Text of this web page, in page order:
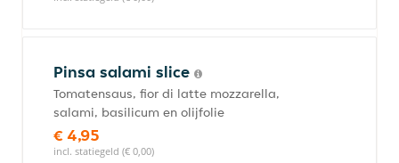
Pinsa salami slice
Tomatensaus, fior di latte mozzarella,
salami, basilicum en olijfolie
€ 4,95
incl. statiegeld (€ 0,00)